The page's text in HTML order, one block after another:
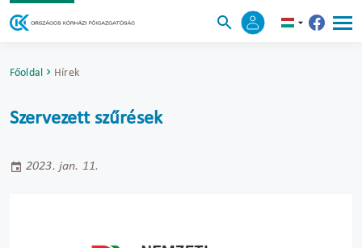
Főoldal Hírek
Szervezett szűrések
2023. jan. 11.